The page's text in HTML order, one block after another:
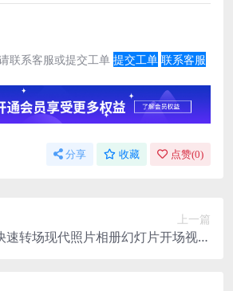
联系客服或提交工单 提交工单 联系客服
分享 收藏 点赞(0)
上一篇
速转场现代照片相册幻灯片开场视频